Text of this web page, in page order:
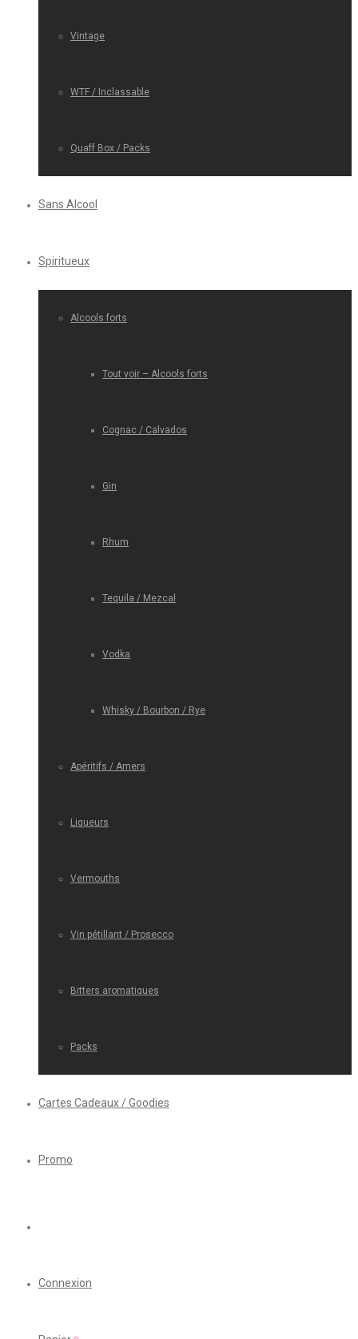
Vintage
WTF / Inclassable
Quaff Box / Packs
Sans Alcool
Spiritueux
Alcools forts
Tout voir – Alcools forts
Cognac / Calvados
Gin
Rhum
Tequila / Mezcal
Vodka
Whisky / Bourbon / Rye
Apéritifs / Amers
Liqueurs
Vermouths
Vin pétillant / Prosecco
Bitters aromatiques
Packs
Cartes Cadeaux / Goodies
Promo
Connexion